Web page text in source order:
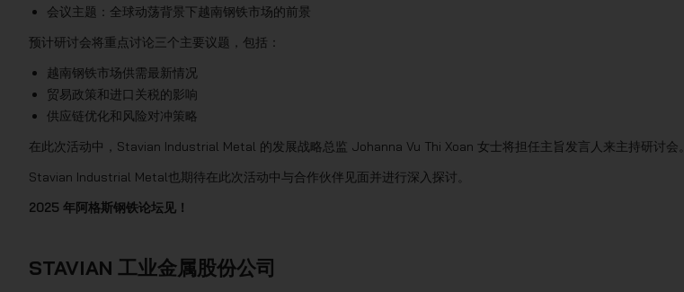
会议主题：全球动荡背景下越南钢铁市场的前景
预计研讨会将重点讨论三个主要议题，包括：
越南钢铁市场供需最新情况
贸易政策和进口关税的影响
供应链优化和风险对冲策略
在此次活动中，Stavian Industrial Metal 的发展战略总监 Johanna Vu Thi Xoan 女士将担任主旨发言人来主持研讨会。
Stavian Industrial Metal也期待在此次活动中与合作伙伴见面并进行深入探讨。
2025 年阿格斯钢铁论坛见！
STAVIAN 工业金属股份公司